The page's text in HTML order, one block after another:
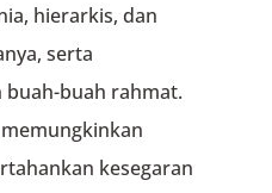
hierarkis, dan
serta
buah-buah rahmat.
kesegaran